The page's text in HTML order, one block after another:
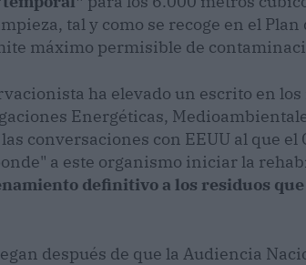
tal y como se recoge en el
máximo permisible de
ha elevado un escrito en
Energéticas,
conversaciones con EEUU al que
a este organismo iniciar la
definitivo a los residuos
después de que la Audiencia